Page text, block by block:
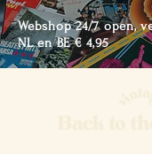
Webshop 24/7 open,
NL en BE € 4,95